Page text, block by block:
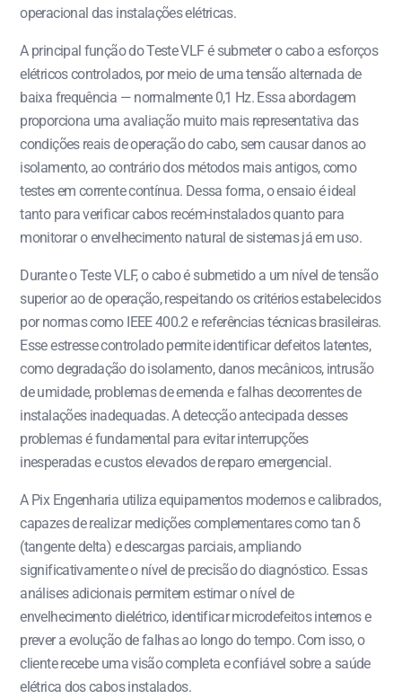
operacional das instalações elétricas.
A principal função do Teste VLF é submeter o cabo a esforços
elétricos controlados, por meio de uma tensão alternada de
baixa frequência — normalmente 0,1 Hz. Essa abordagem
proporciona uma avaliação muito mais representativa das
condições reais de operação do cabo, sem causar danos ao
isolamento, ao contrário dos métodos mais antigos, como
testes em corrente contínua. Dessa forma, o ensaio é ideal
tanto para verificar cabos recém-instalados quanto para
monitorar o envelhecimento natural de sistemas já em uso.
Durante o Teste VLF, o cabo é submetido a um nível de tensão
superior ao de operação, respeitando os critérios estabelecidos
por normas como IEEE 400.2 e referências técnicas brasileiras.
Esse estresse controlado permite identificar defeitos latentes,
como degradação do isolamento, danos mecânicos, intrusão
de umidade, problemas de emenda e falhas decorrentes de
instalações inadequadas. A detecção antecipada desses
problemas é fundamental para evitar interrupções
inesperadas e custos elevados de reparo emergencial.
A Pix Engenharia utiliza equipamentos modernos e calibrados,
capazes de realizar medições complementares como tan δ
(tangente delta) e descargas parciais, ampliando
significativamente o nível de precisão do diagnóstico. Essas
análises adicionais permitem estimar o nível de
envelhecimento dielétrico, identificar microdefeitos internos e
prever a evolução de falhas ao longo do tempo. Com isso, o
cliente recebe uma visão completa e confiável sobre a saúde
elétrica dos cabos instalados.